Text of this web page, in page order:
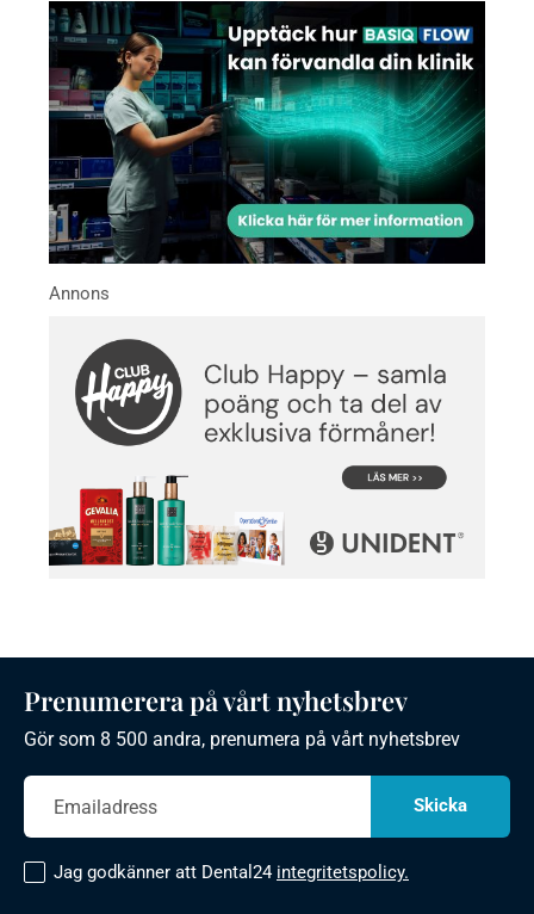
Prenumerera på vårt nyhetsbrev
Gör som 8 500 andra, prenumera på vårt nyhetsbrev
Jag godkänner att Dental24 integritetspolicy.